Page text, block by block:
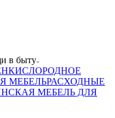
в быту
КИСЛОРОДНОЕ
МЕБЕЛЬРАСХОДНЫЕ
МЕБЕЛЬ ДЛЯ